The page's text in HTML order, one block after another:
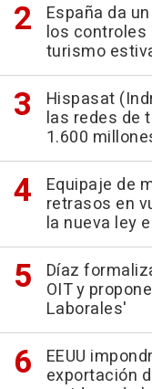
España da
los controles
turismo
Hispasat
las redes de
1.600
Equipaje de
retrasos en
la nueva ley
Díaz
OIT y
Laborales'
EEUU
exportación